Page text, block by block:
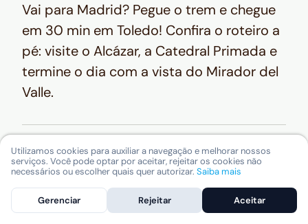
Vai para Madrid? Pegue o trem e chegue
em 30 min em Toledo! Confira o roteiro a
pé: visite o Alcázar, a Catedral Primada e
termine o dia com a vista do Mirador del
Valle.
Utilizamos cookies para auxiliar a navegação e melhorar nossos
serviços. Você pode optar por aceitar, rejeitar os cookies não
necessários ou escolher quais quer autorizar. Saiba mais
Gerenciar Rejeitar Aceitar